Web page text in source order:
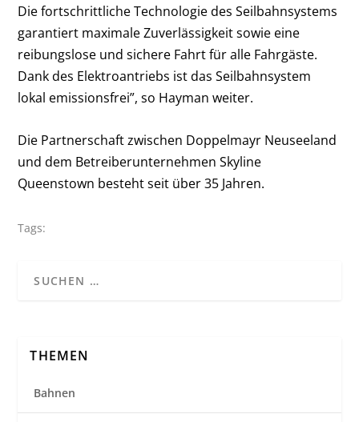
Die fortschrittliche Technologie des Seilbahnsystems
garantiert maximale Zuverlässigkeit sowie eine
reibungslose und sichere Fahrt für alle Fahrgäste.
Dank des Elektroantriebs ist das Seilbahnsystem
lokal emissionsfrei”, so Hayman weiter.
Die Partnerschaft zwischen Doppelmayr Neuseeland
und dem Betreiberunternehmen Skyline
Queenstown besteht seit über 35 Jahren.
Tags:
THEMEN
Bahnen